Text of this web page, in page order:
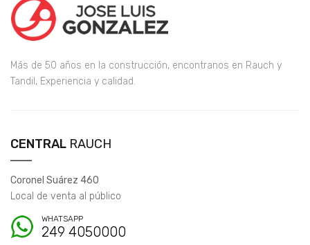
Más de 50 años en la construcción, encontranos en Rauch y
Tandil, Experiencia y calidad.
CENTRAL RAUCH
Coronel Suárez 460
Local de venta al público
WHATSAPP
249 4050000